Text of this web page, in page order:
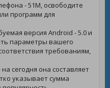
- 51M, освободите
программ для
версия Android - 5.0 и
параметры вашего
требованиям,
сегодня она составляет
указывает сумма